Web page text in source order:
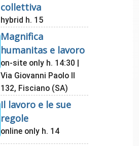
collettiva
hybrid h. 15
Magnifica
humanitas e lavoro
on-site only h. 14:30 |
Via Giovanni Paolo II
132, Fisciano (SA)
Il lavoro e le sue
regole
online only h. 14